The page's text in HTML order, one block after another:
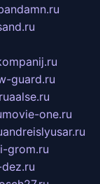
guard.ru
aalse.ru
movie-one.ru
andreislyusar.ru
grom.ru